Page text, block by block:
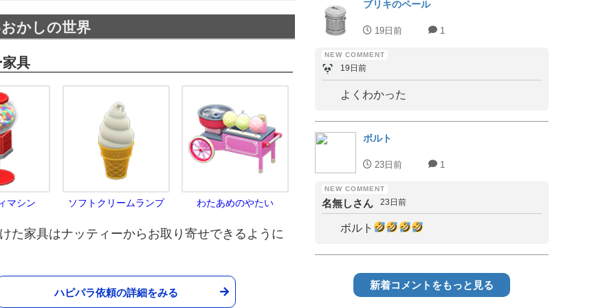
かしの世界
具
マシン ソフトクリームランプ わたあめのやたい
た家具はナッティーからお取り寄せできるように
ハピパラ依頼の詳細をみる
ブリキのペール
19日前 1
19日前
よくわかった
ボルト
23日前 1
名無しさん 23日前
ボルト
新着コメントをもっと見る